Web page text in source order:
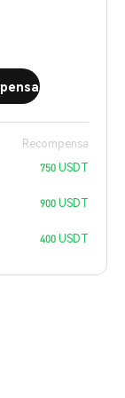
Recompensa
750 USDT
900 USDT
400 USDT